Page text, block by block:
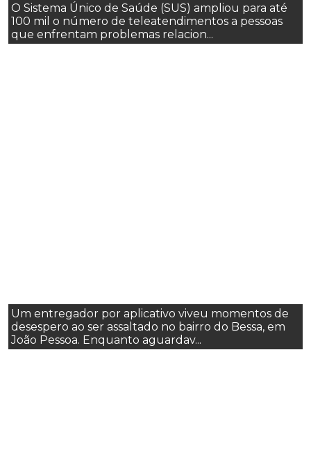
O Sistema Único de Saúde (SUS) ampliou para até
100 mil o número de teleatendimentos a pessoas
que enfrentam problemas relacion...
Um entregador por aplicativo viveu momentos de
desespero ao ser assaltado no bairro do Bessa, em
João Pessoa. Enquanto aguardav...